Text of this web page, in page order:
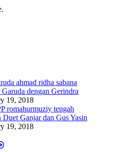
dengan Gerindra
19, 2018
Duet Ganjar dan Gus Yasin
19, 2018